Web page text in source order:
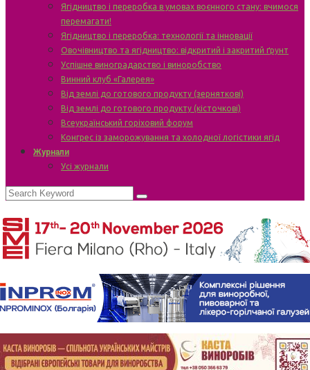
Ягідництво і переробка в умовах воєнного стану: вчимося
перемагати!
Ягідництво і переробка: технології та інновації
Овочівництво та ягідництво: відкритий і закритий ґрунт
Успішне виноградарство і виноробство
Винний клуб «Галерея»
Від землі до готового продукту (зерняткові)
Від землі до готового продукту (кісточкові)
Всеукраїнський горіховий форум
Конгрес із заморожування та холодної логістики ягід
Журнали
Усі журнали